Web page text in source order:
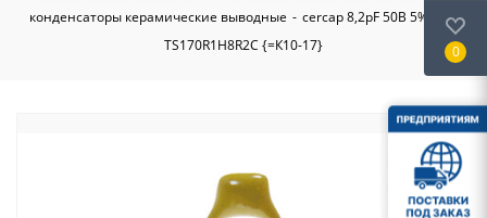
конденсаторы керамические выводные - cercap 8,2pF 50В 5% NPO
TS170R1H8R2C {=К10-17}
0